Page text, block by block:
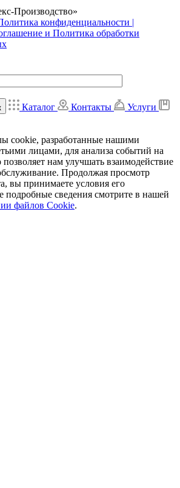
Производство»
конфиденциальности |
и Политика обработки
Каталог Контакты
Услуги
cookie, разработанные нашими
лицами, для анализа событий на
нам улучшать взаимодействие
Продолжая просмотр
вы принимаете условия его
подробные сведения смотрите в нашей
файлов Cookie.